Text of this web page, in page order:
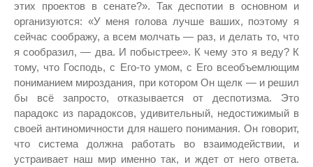
этих проектов в сенате?». Так деспотии в основном и
организуются: «У меня голова лучше ваших, поэтому я
сейчас соображу, а всем молчать — раз, и делать то, что
я сообразил, — два. И побыстрее». К чему это я веду? К
тому, что Господь, с Его-то умом, с Его всеобъемлющим
пониманием мироздания, при котором Он щелк — и решил
бы всё запросто, отказывается от деспотизма. Это
парадокс из парадоксов, удивительный, недостижимый в
своей антиномичности для нашего понимания. Он говорит,
что система должна работать во взаимодействии, и
устраивает наш мир именно так, и ждет от него ответа.